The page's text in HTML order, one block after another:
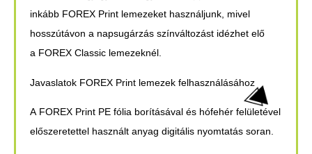
inkább FOREX Print lemezeket használjunk, mivel
hosszútávon a napsugárzás színváltozást idézhet elő
a FOREX Classic lemezeknél.
Javaslatok FOREX Print lemezek felhasználásához
A FOREX Print PE fólia borításával és hófehér felületével
előszeretettel használt anyag digitális nyomtatás soran.